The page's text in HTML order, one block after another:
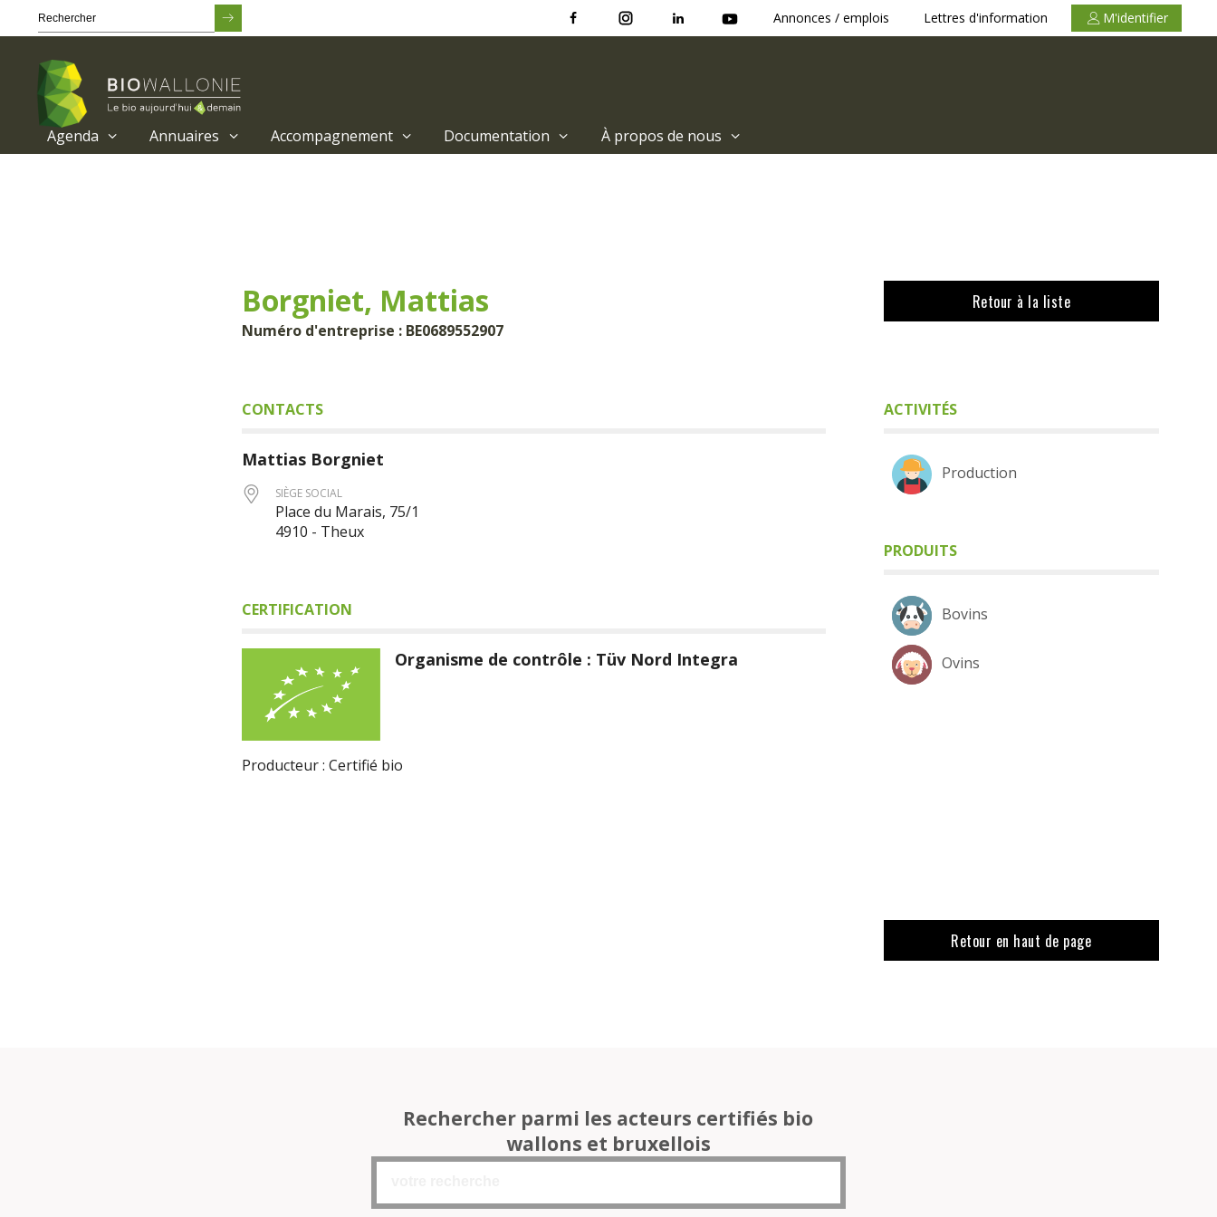
Annonces / emplois Lettres d'information M'identifier
Agenda Annuaires Accompagnement Documentation À propos de nous
Borgniet, Mattias
Numéro d'entreprise : BE0689552907
CONTACTS
Mattias Borgniet
SIÈGE SOCIAL
Place du Marais, 75/1
4910 - Theux
CERTIFICATION
Organisme de contrôle : Tüv Nord Integra
Producteur : Certifié bio
Retour à la liste
ACTIVITÉS
Production
PRODUITS
Bovins
Ovins
Retour en haut de page
Rechercher parmi les acteurs certifiés bio
wallons et bruxellois